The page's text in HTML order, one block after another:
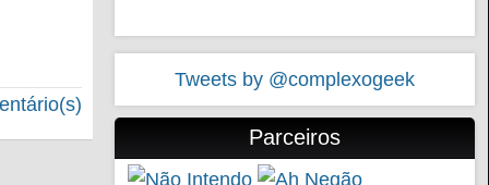
Tweets by @complexogeek
Parceiros